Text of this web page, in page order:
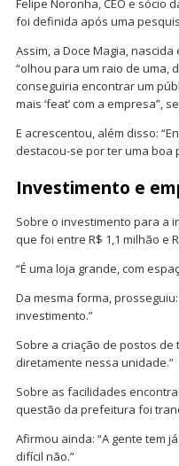
Felipe Noronha, CEO e sócio
foi definida após uma
Assim, a Doce Magia,
“olhou para um raio de uma,
conseguiria encontrar um
mais ‘feat’ com a empresa”,
E acrescentou, além disso:
destacou-se por ter uma
Investimento e
Sobre o investimento para a
que foi entre R$ 1,1 milhão e
“É uma loja grande, com
Da mesma forma,
investimento.”
Sobre a criação de postos
diretamente nessa unidade.”
Sobre as facilidades
questão da prefeitura foi
Afirmou ainda: “A gente tem
difícil não.”